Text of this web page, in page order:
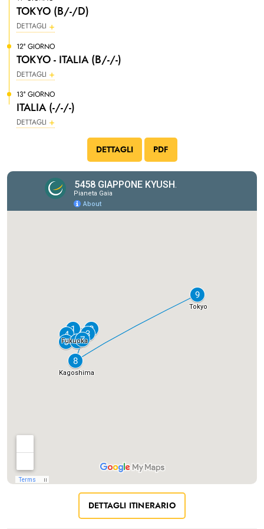
TOKYO (B/-/D)
DETTAGLI
12° GIORNO
TOKYO - ITALIA (B/-/-)
DETTAGLI
13° GIORNO
ITALIA (-/-/-)
DETTAGLI
DETTAGLI PDF
DETTAGLI ITINERARIO